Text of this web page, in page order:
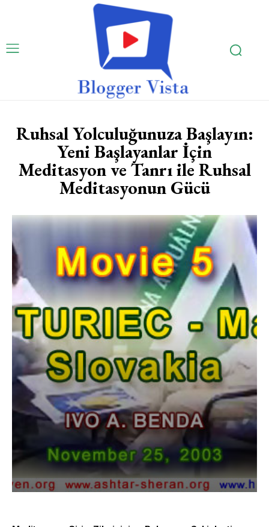
Ruhsal Yolculuğunuza Başlayın:
Yeni Başlayanlar İçin
Meditasyon ve Tanrı ile Ruhsal
Meditasyonun Gücü